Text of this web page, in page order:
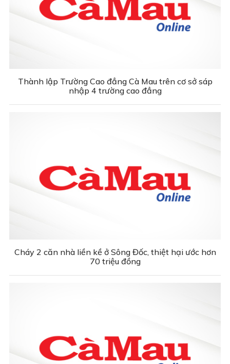
Thành lập Trường Cao đẳng Cà Mau trên cơ sở sáp
nhập 4 trường cao đẳng
Cháy 2 căn nhà liền kề ở Sông Đốc, thiệt hại ước hơn
70 triệu đồng